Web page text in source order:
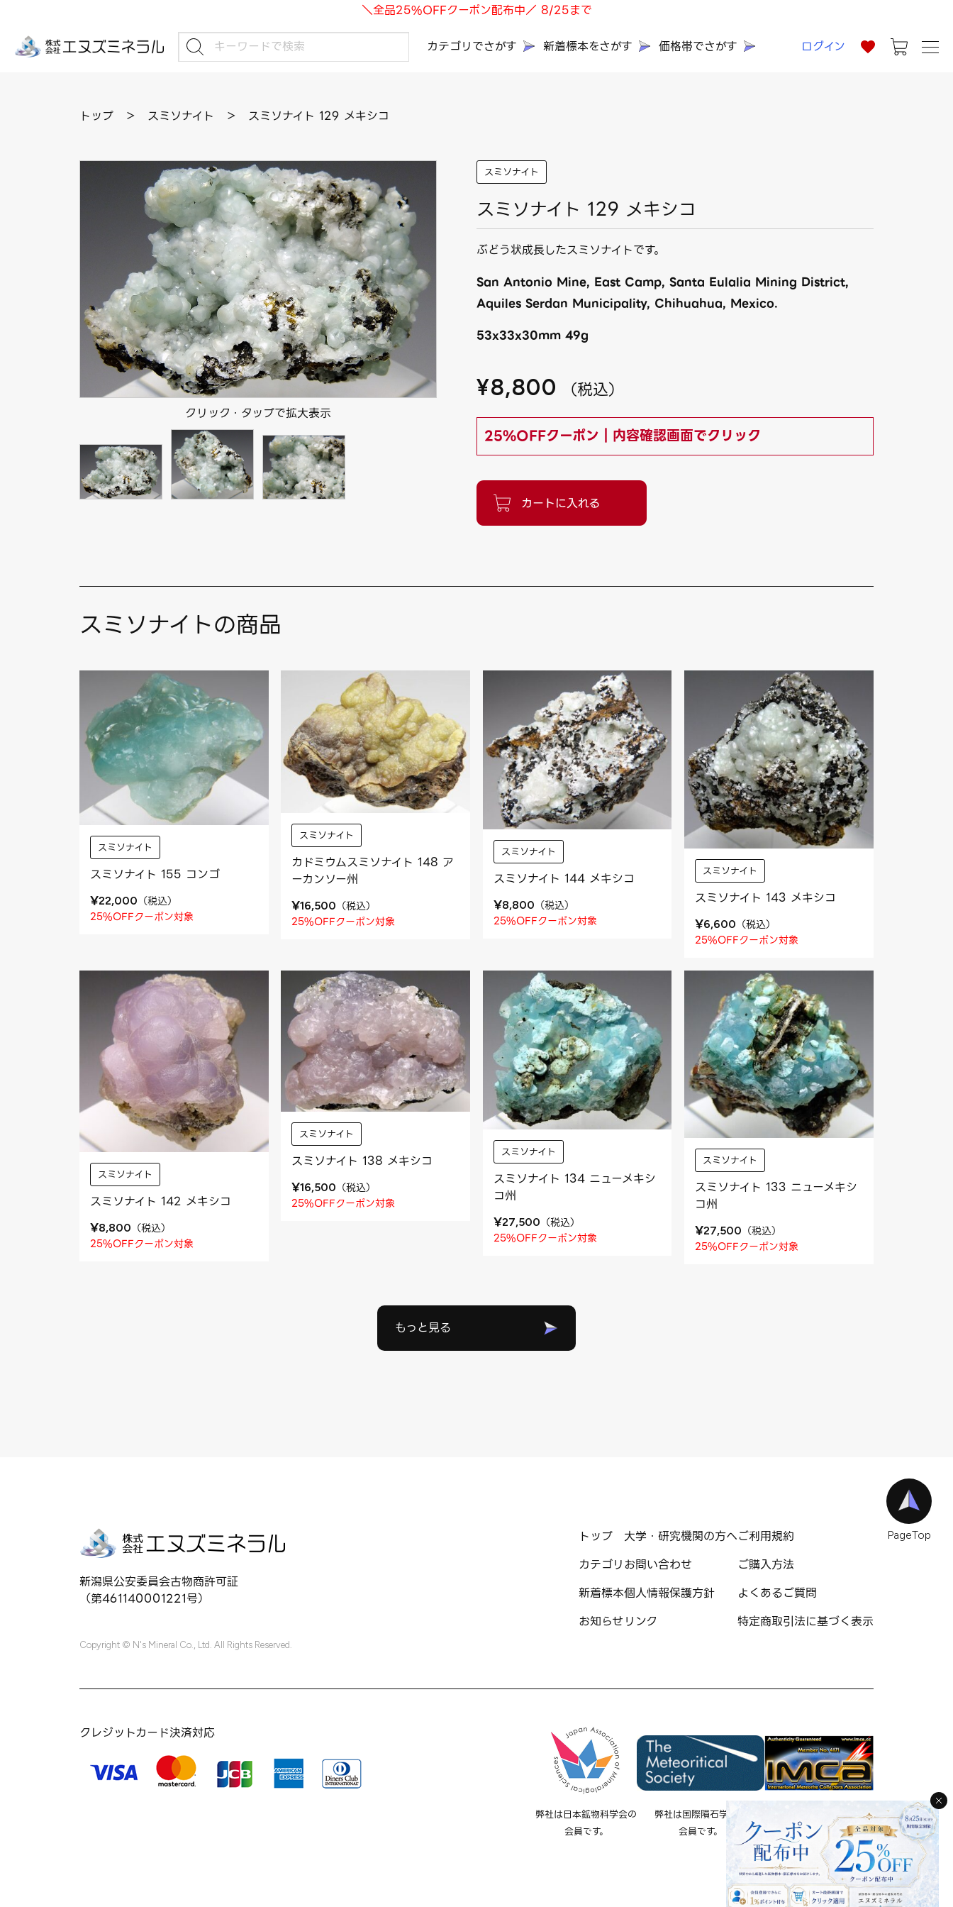
＼全品25%OFFクーポン配布中／ 8/25まで
カテゴリでさがす 新着標本をさがす 価格帯でさがす ログイン
トップ ＞ スミソナイト ＞ スミソナイト 129 メキシコ
クリック・タップで拡大表示
スミソナイト
スミソナイト 129 メキシコ
ぶどう状成長したスミソナイトです。
San Antonio Mine, East Camp, Santa Eulalia Mining District,
Aquiles Serdan Municipality, Chihuahua, Mexico.
53x33x30mm 49g
¥8,800 （税込）
25%OFFクーポン｜内容確認画面でクリック
スミソナイトの商品
スミソナイト
スミソナイト 155 コンゴ
¥22,000 （税込）
25%OFFクーポン対象
スミソナイト
カドミウムスミソナイト 148 ア
ーカンソー州
¥16,500 （税込）
25%OFFクーポン対象
スミソナイト
スミソナイト 144 メキシコ
¥8,800 （税込）
25%OFFクーポン対象
スミソナイト
スミソナイト 143 メキシコ
¥6,600 （税込）
25%OFFクーポン対象
スミソナイト
スミソナイト 142 メキシコ
¥8,800 （税込）
25%OFFクーポン対象
スミソナイト
スミソナイト 138 メキシコ
¥16,500 （税込）
25%OFFクーポン対象
スミソナイト
スミソナイト 134 ニューメキシ
コ州
¥27,500 （税込）
25%OFFクーポン対象
スミソナイト
スミソナイト 133 ニューメキシ
コ州
¥27,500 （税込）
25%OFFクーポン対象
もっと見る
PageTop
新潟県公安委員会古物商許可証
（第461140001221号）
Copyright © N's Mineral Co., Ltd. All Rights Reserved.
トップ
カテゴリ
新着標本
お知らせ
大学・研究機関の方へ
お問い合わせ
個人情報保護方針
リンク
ご利用規約
ご購入方法
よくあるご質問
特定商取引法に基づく表示
クレジットカード決済対応
弊社は日本鉱物科学会の
会員です。
弊社は国際隕石学会の
会員です。
弊社は国際隕石コレクタ
ー協会の会員です。
IMCA 会員 No.4171